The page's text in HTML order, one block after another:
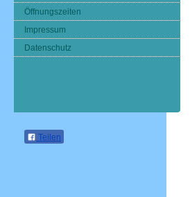
Öffnungszeiten
Impressum
Datenschutz
Teilen